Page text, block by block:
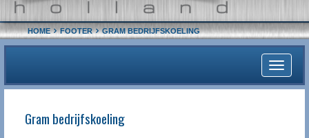
HOME FOOTER GRAM BEDRIJFSKOELING
Toggle
Gram bedrijfskoeling